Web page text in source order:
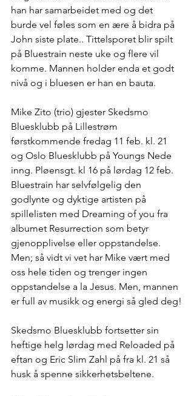
han har samarbeidet med og det
burde vel føles som en ære å bidra på
John siste plate.. Tittelsporet blir spilt
på Bluestrain neste uke og flere vil
komme. Mannen holder enda et godt
nivå og i bluesen er han en bauta.
Mike Zito (trio) gjester Skedsmo
Bluesklubb på Lillestrøm
førstkommende fredag 11 feb. kl. 21
og Oslo Bluesklubb på Youngs Nede
inng. Pløensgt. kl 16 på lørdag 12 feb.
Bluestrain har selvfølgelig den
godlynte og dyktige artisten på
spillelisten med Dreaming of you fra
albumet Resurrection som betyr
gjenopplivelse eller oppstandelse.
Men; så vidt vi vet har Mike vært med
oss hele tiden og trenger ingen
oppstandelse a la Jesus. Men, mannen
er full av musikk og energi så gled deg!
Skedsmo Bluesklubb fortsetter sin
heftige helg lørdag med Reloaded på
eftan og Eric Slim Zahl på fra kl. 21 så
husk å spenne sikkerhetsbeltene.